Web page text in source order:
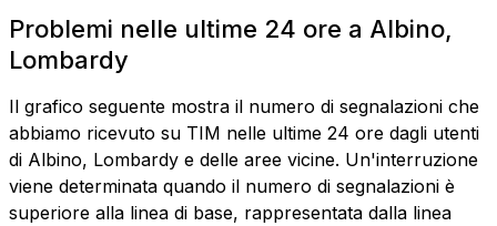
Problemi nelle ultime 24 ore a Albino,
Lombardy
Il grafico seguente mostra il numero di segnalazioni che
abbiamo ricevuto su TIM nelle ultime 24 ore dagli utenti
di Albino, Lombardy e delle aree vicine. Un'interruzione
viene determinata quando il numero di segnalazioni è
superiore alla linea di base, rappresentata dalla linea